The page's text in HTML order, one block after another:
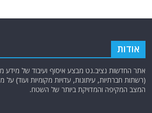
אודות
אתר החדשות נציב.נט מבצע איסוף ועיבוד של מידע
(רשתות חברתיות, עיתונות, עדויות מקומיות ועוד)
המצב המקיפה והמדויקת ביותר של השטח.